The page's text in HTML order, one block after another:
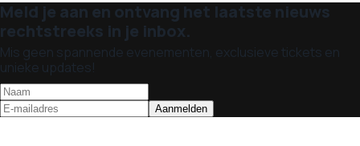
Meld je aan en ontvang het laatste nieuws
rechtstreeks in je inbox.
Mis geen spannende evenementen, exclusieve tickets en
unieke updates!